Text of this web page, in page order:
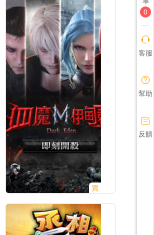
買
0
客服
幫助
反饋